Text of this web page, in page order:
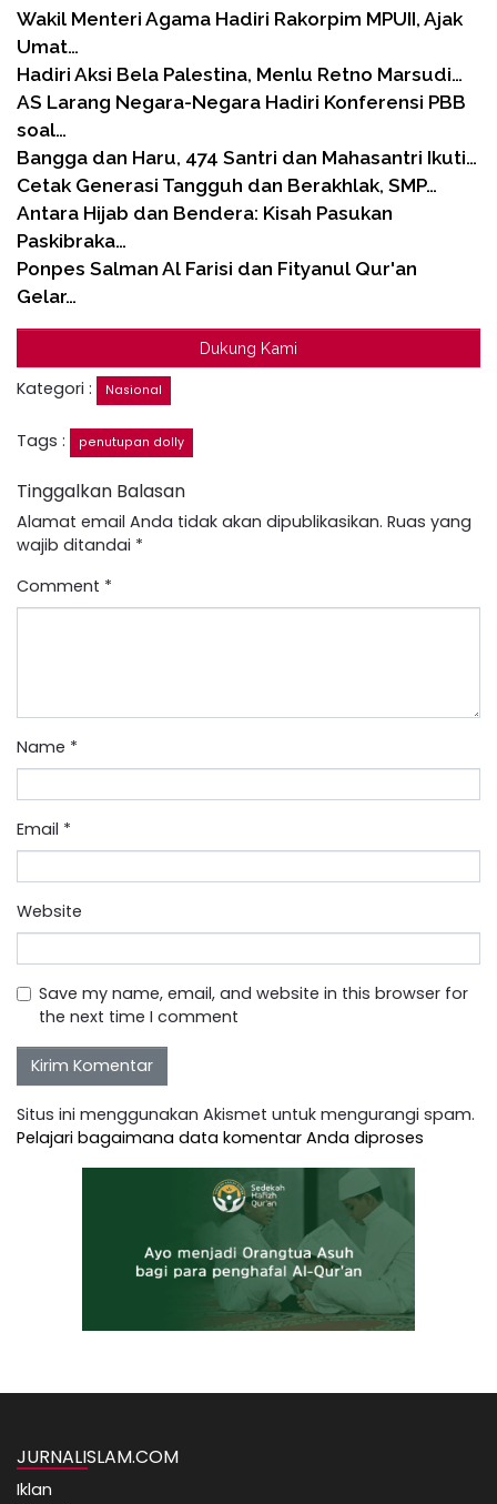
Wakil Menteri Agama Hadiri Rakorpim MPUII, Ajak
Umat…
Hadiri Aksi Bela Palestina, Menlu Retno Marsudi…
AS Larang Negara-Negara Hadiri Konferensi PBB
soal…
Bangga dan Haru, 474 Santri dan Mahasantri Ikuti…
Cetak Generasi Tangguh dan Berakhlak, SMP…
Antara Hijab dan Bendera: Kisah Pasukan
Paskibraka…
Ponpes Salman Al Farisi dan Fityanul Qur'an
Gelar…
Dukung Kami
Kategori : Nasional
Tags : penutupan dolly
Tinggalkan Balasan
Alamat email Anda tidak akan dipublikasikan. Ruas yang
wajib ditandai *
Comment *
Name *
Email *
Website
Save my name, email, and website in this browser for
the next time I comment
Situs ini menggunakan Akismet untuk mengurangi spam.
Pelajari bagaimana data komentar Anda diproses
JURNALISLAM.COM
Iklan